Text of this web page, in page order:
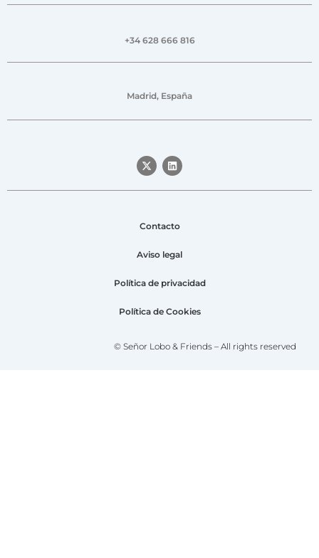
+34 628 666 816
Madrid, España
Contacto
Aviso legal
Política de privacidad
Política de Cookies
© Señor Lobo & Friends – All rights reserved